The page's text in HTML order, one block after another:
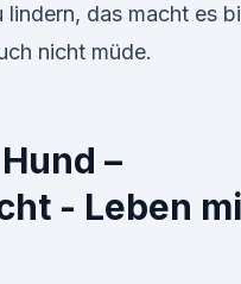
lindern, das macht es
nicht müde.
–
- Leben